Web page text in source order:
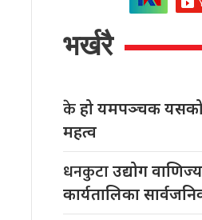
भर्खरै
केहो यमपञ्चक यसको
महत्व
धनकुटाउद्योग
कार्यतालिका